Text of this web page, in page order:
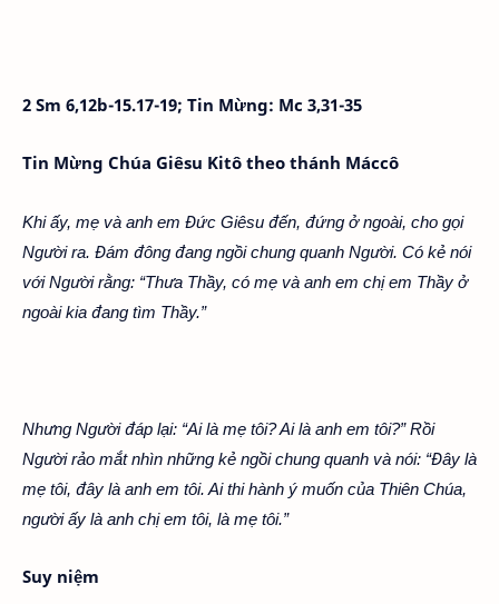
2 Sm 6,12b-15.17-19; Tin Mừng: Mc 3,31-35
Tin Mừng Chúa Giêsu Kitô theo thánh Máccô
Khi ấy, mẹ và anh em Đức Giêsu đến, đứng ở ngoài, cho gọi
Người ra. Đám đông đang ngồi chung quanh Người. Có kẻ nói
với Người rằng: “Thưa Thầy, có mẹ và anh em chị em Thầy ở
ngoài kia đang tìm Thầy.”
Nhưng Người đáp lại: “Ai là mẹ tôi? Ai là anh em tôi?” Rồi
Người rảo mắt nhìn những kẻ ngồi chung quanh và nói: “Đây là
mẹ tôi, đây là anh em tôi. Ai thi hành ý muốn của Thiên Chúa,
người ấy là anh chị em tôi, là mẹ tôi.”
Suy niệm